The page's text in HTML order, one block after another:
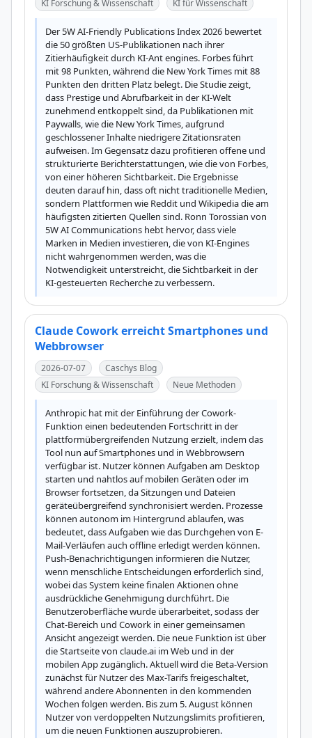
KI Forschung & Wissenschaft
KI für Wissenschaft
Der 5W AI-Friendly Publications Index 2026 bewertet
die 50 größten US-Publikationen nach ihrer
Zitierhäufigkeit durch KI-Ant engines. Forbes führt
mit 98 Punkten, während die New York Times mit 88
Punkten den dritten Platz belegt. Die Studie zeigt,
dass Prestige und Abrufbarkeit in der KI-Welt
zunehmend entkoppelt sind, da Publikationen mit
Paywalls, wie die New York Times, aufgrund
geschlossener Inhalte niedrigere Zitationsraten
aufweisen. Im Gegensatz dazu profitieren offene und
strukturierte Berichterstattungen, wie die von Forbes,
von einer höheren Sichtbarkeit. Die Ergebnisse
deuten darauf hin, dass oft nicht traditionelle Medien,
sondern Plattformen wie Reddit und Wikipedia die am
häufigsten zitierten Quellen sind. Ronn Torossian von
5W AI Communications hebt hervor, dass viele
Marken in Medien investieren, die von KI-Engines
nicht wahrgenommen werden, was die
Notwendigkeit unterstreicht, die Sichtbarkeit in der
KI-gesteuerten Recherche zu verbessern.
Claude Cowork erreicht Smartphones und
Webbrowser
2026-07-07
Caschys Blog
KI Forschung & Wissenschaft
Neue Methoden
Anthropic hat mit der Einführung der Cowork-
Funktion einen bedeutenden Fortschritt in der
plattformübergreifenden Nutzung erzielt, indem das
Tool nun auf Smartphones und in Webbrowsern
verfügbar ist. Nutzer können Aufgaben am Desktop
starten und nahtlos auf mobilen Geräten oder im
Browser fortsetzen, da Sitzungen und Dateien
geräteübergreifend synchronisiert werden. Prozesse
können autonom im Hintergrund ablaufen, was
bedeutet, dass Aufgaben wie das Durchgehen von E-
Mail-Verläufen auch offline erledigt werden können.
Push-Benachrichtigungen informieren die Nutzer,
wenn menschliche Entscheidungen erforderlich sind,
wobei das System keine finalen Aktionen ohne
ausdrückliche Genehmigung durchführt. Die
Benutzeroberfläche wurde überarbeitet, sodass der
Chat-Bereich und Cowork in einer gemeinsamen
Ansicht angezeigt werden. Die neue Funktion ist über
die Startseite von claude.ai im Web und in der
mobilen App zugänglich. Aktuell wird die Beta-Version
zunächst für Nutzer des Max-Tarifs freigeschaltet,
während andere Abonnenten in den kommenden
Wochen folgen werden. Bis zum 5. August können
Nutzer von verdoppelten Nutzungslimits profitieren,
um die neuen Funktionen auszuprobieren.